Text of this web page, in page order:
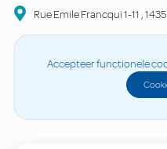
Rue Emile Francqui1-11 ,1435
Accepteer functionele